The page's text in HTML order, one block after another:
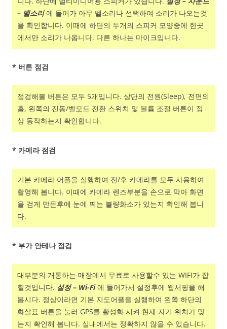
– 벨소리에 들어가 아무 벨소리나 선택하여 소리가 나오는것
을 확인합니다. 이때에 하단의 두개의 스피커 모양중에 한곳
에서만 소리가 나옵니다. 다른 하나는 마이크입니다.
* 버튼 점검
점검해볼 버튼은 모두 5개입니다. 상단의 전원(Sleep), 전면의
홈, 왼쪽의 진동/벨모드 전환 스위치 및 볼륨 조절 버튼이 정
상 동작하는지 확인합니다.
* 카메라 점검
기본 카메라 어플을 실행하여 전/후 카메라를 모두 사용하여
촬영해 봅니다. 이때에 카메라 렌즈부분을 손으로 막아 화면
을 검게 만든후에 눈에 띄는 불량화소가 있는지 확인해 봅니
다.
* 부가 안테나 점검
대부분의 개통하는 매장에서 무료로 사용할수 있는 WIFI가 잡
힐것입니다. 설정 – Wi-Fi에 들어가서 설정후에 웹서핑을 해
봅시다. 정상이라면 기본 지도어플을 실행하여 왼쪽 하단의
화살표 버튼을 눌러 GPS를 활성화 시켜 현재 자기 위치가 맞
는지 확인해 봅니다. 실내에서는 정확하지 않을 수 있습니다.